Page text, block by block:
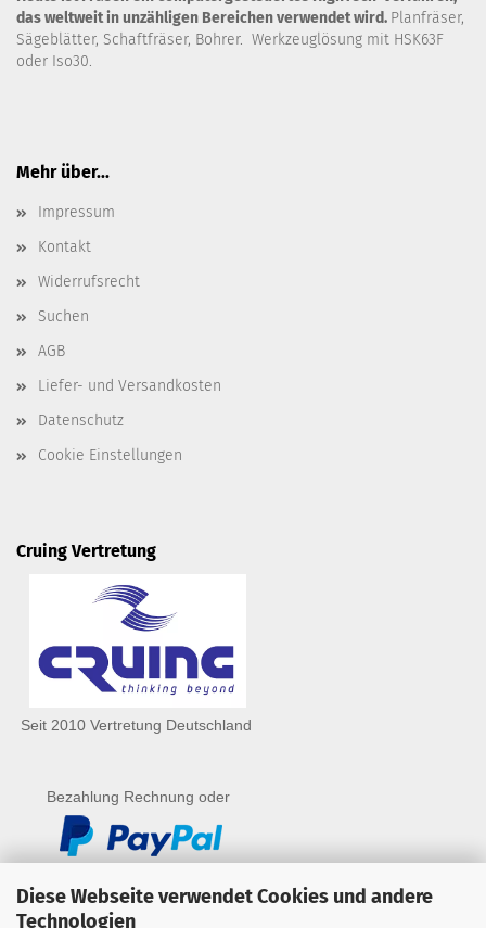
Diese Webseite verwendet Cookies und andere
Technologien
das weltweit in unzähligen Bereichen verwendet wird. Planfräser,
Sägeblätter, Schaftfräser, Bohrer. Werkzeuglösung mit HSK63F
oder Iso30.
Mehr über...
Impressum
Kontakt
Widerrufsrecht
Suchen
AGB
Liefer- und Versandkosten
Datenschutz
Cookie Einstellungen
Cruing Vertretung
Seit 2010 Vertretung Deutschland
Bezahlung Rechnung oder